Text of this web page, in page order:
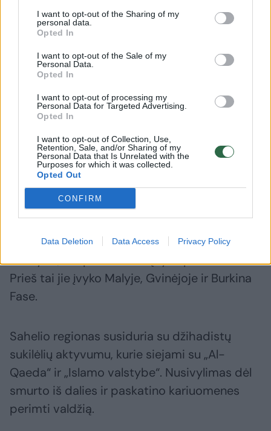
I want to opt-out of the Sharing of my
personal data.
Opted In
I want to opt-out of the Sale of my
Personal Data.
Opted In
I want to opt-out of processing my
Personal Data for Targeted Advertising.
Opted In
I want to opt-out of Collection, Use,
Retention, Sale, and/or Sharing of my
Personal Data that Is Unrelated with the
Purposes for which it was collected.
Opted Out
CONFIRM
Data Deletion Data Access Privacy Policy
Šią savaitę ECOWAS valstybių gynybos
vadovai susitiko Ganos sostinėje Akroje, kur
jeigu nepavyktų derybos. Ja būtų siekiama
atstatyti prezidento M. Bazoumo valdžią.
ECOWAS politinių reikalų komisaras Abdelis
Fatau Musah sakė, kad pajėgos
pasirengusios vykti vos tik gaus įsakymą.
Nigeris tapo ketvirtąja Vakarų Afrikos
valstybe, kur po 2020 m. įvyko perversmas.
Prieš tai jie įvyko Malyje, Gvinėjoje ir Burkina
Fase.
Sahelio regionas susiduria su džihadistų
sukilėlių aktyvumu, kurie siejami su „Al-
Qaeda“ ir „Islamo valstybe“. Nusivylimas dėl
smurto iš dalies ir paskatino kariuomenes
perimti valdžią.